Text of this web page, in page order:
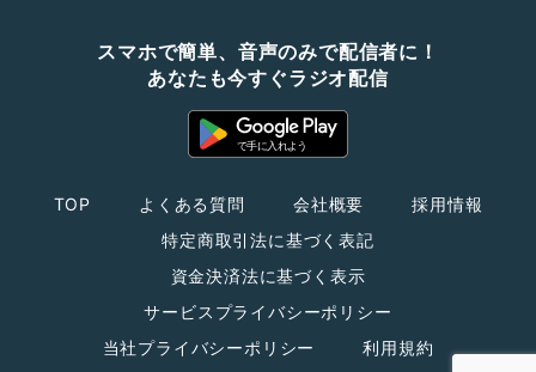
スマホで簡単、音声のみで配信者に！
あなたも今すぐラジオ配信
TOP よくある質問 会社概要
採用情報
特定商取引法に基づく表記
資金決済法に基づく表示
サービスプライバシーポリシー
当社プライバシーポリシー
利用規約